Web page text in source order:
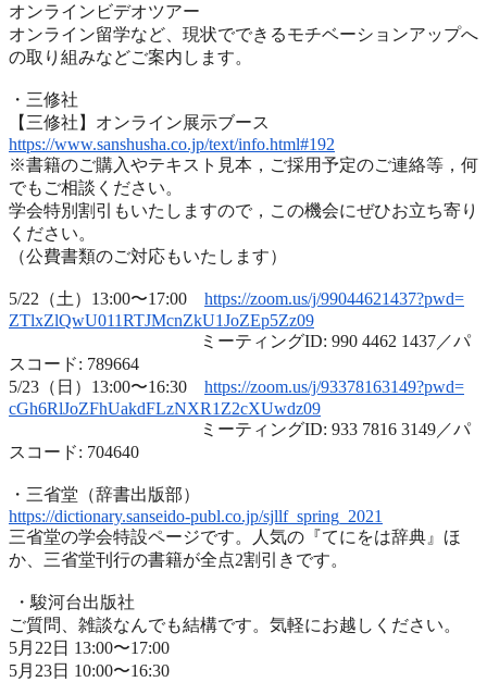
オンラインビデオツアー
オンライン留学など、 現状でできるモチベーションアップへ
の取り組みなどご案内します。
・三修社
【三修社】オンライン展示ブース
https://www.sanshusha.co.jp/text/info.html#192
※書籍のご購入やテキスト見本，ご採用予定のご連絡等， 何
でもご相談ください。
学会特別割引もいたしますので， この機会にぜひお立ち寄り
ください。
（公費書類のご対応もいたします）
5/22（土）13:00〜17:00 https://zoom.us/j/99044621437?pwd=
ZTlxZlQwU011RTJMcnZkU1JoZEp5Zz09
ミーティングID: 990 4462 1437／パ
スコード: 789664
5/23（日）13:00〜16:30 https://zoom.us/j/93378163149?pwd=
cGh6RlJoZFhUakdFLzNXR1Z2cXUwdz09
ミーティングID: 933 7816 3149／パ
スコード: 704640
・三省堂（辞書出版部）
https://dictionary.sanseido-publ.co.jp/sjllf_spring_2021
三省堂の学会特設ページです。人気の『てにをは辞典』ほ
か、 三省堂刊行の書籍が全点2割引きです。
・駿河台出版社
ご質問、雑談なんでも結構です。気軽にお越しください。
5月22日 13:00〜17:00
5月23日 10:00〜16:30